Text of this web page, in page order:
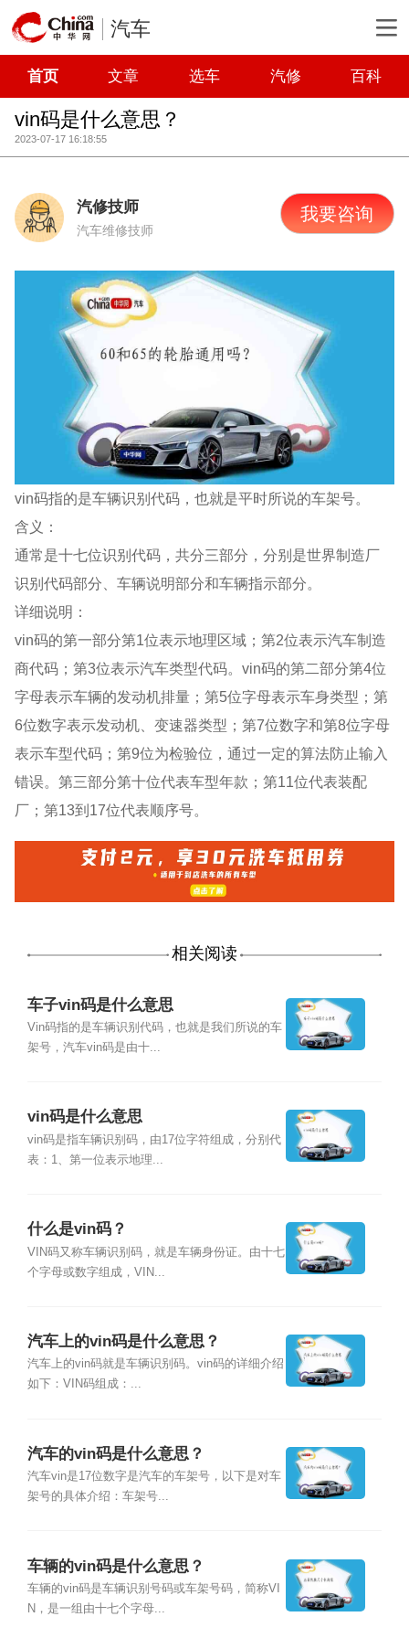
汽车
首页 文章 选车 汽修 百科
vin码是什么意思？
2023-07-17 16:18:55
汽修技师
汽车维修技师
我要咨询
vin码指的是车辆识别代码，也就是平时所说的车架号。
含义：
通常是十七位识别代码，共分三部分，分别是世界制造厂
识别代码部分、车辆说明部分和车辆指示部分。
详细说明：
vin码的第一部分第1位表示地理区域；第2位表示汽车制造
商代码；第3位表示汽车类型代码。vin码的第二部分第4位
字母表示车辆的发动机排量；第5位字母表示车身类型；第
6位数字表示发动机、变速器类型；第7位数字和第8位字母
表示车型代码；第9位为检验位，通过一定的算法防止输入
错误。第三部分第十位代表车型年款；第11位代表装配
厂；第13到17位代表顺序号。
相关阅读
车子vin码是什么意思
Vin码指的是车辆识别代码，也就是我们所说的车
架号，汽车vin码是由十...
vin码是什么意思
vin码是指车辆识别码，由17位字符组成，分别代
表：1、第一位表示地理...
什么是vin码？
VIN码又称车辆识别码，就是车辆身份证。由十七
个字母或数字组成，VIN...
汽车上的vin码是什么意思？
汽车上的vin码就是车辆识别码。vin码的详细介绍
如下：VIN码组成：...
汽车的vin码是什么意思？
汽车vin是17位数字是汽车的车架号，以下是对车
架号的具体介绍：车架号...
车辆的vin码是什么意思？
车辆的vin码是车辆识别号码或车架号码，简称VI
N，是一组由十七个字母...